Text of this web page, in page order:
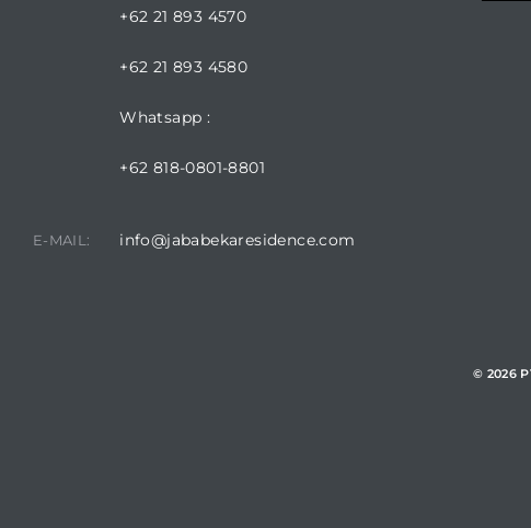
+62 21 893 4570
+62 21 893 4580
Whatsapp :
+62 818-0801-8801
E-MAIL: info@jababekaresidence.com
© 2026